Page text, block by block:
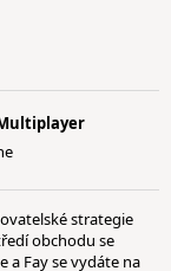
strategie
obchodu se
a Fay se vydáte na